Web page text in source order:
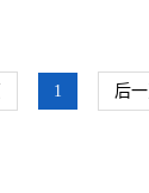
1 后